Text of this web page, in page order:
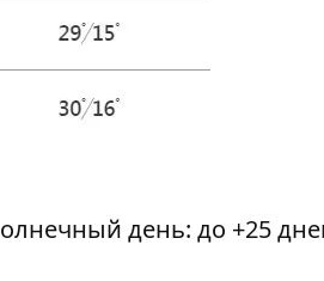
день: до +25